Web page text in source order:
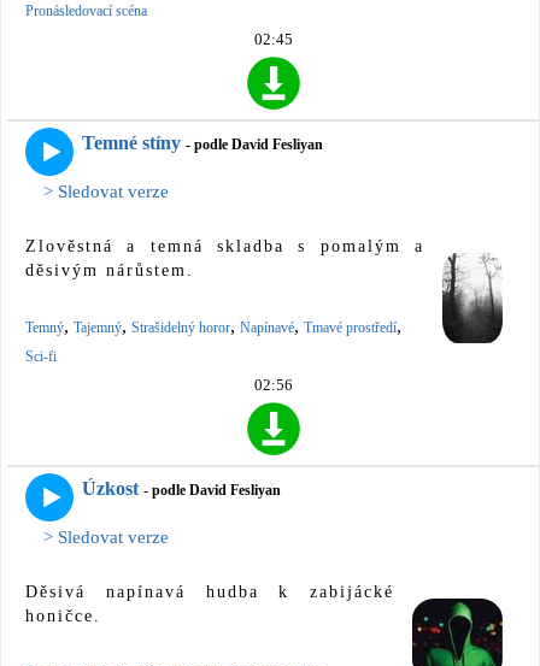
Pronásledovací scéna
02:45
Temné stíny - podle David Fesliyan
> Sledovat verze
Zlověstná a temná skladba s pomalým a
děsivým nárůstem.
Temný, Tajemný, Strašidelný horor, Napínavé, Tmavé prostředí,
Sci-fi
02:56
Úzkost - podle David Fesliyan
> Sledovat verze
Děsivá napínavá hudba k zabijácké
honičce.